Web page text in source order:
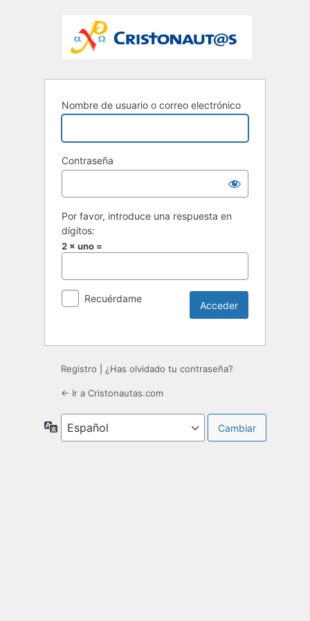
Nombre de usuario o correo electrónico
Contraseña
Por favor, introduce una respuesta en
dígitos:
2 × uno =
Recuérdame
Registro ¿Has olvidado tu contraseña?
← Ir a Cristonautas.com
Idioma